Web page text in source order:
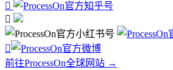



前往ProcessOn全球网站 →